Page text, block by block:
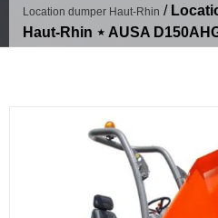
Location dumper Haut-Rhin /
Haut-Rhin ⋆ AUSA